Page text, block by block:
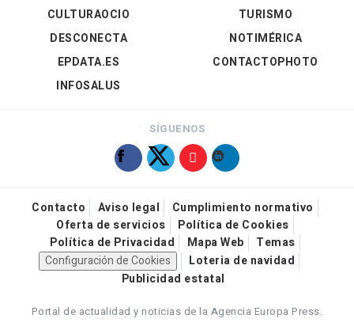
CULTURAOCIO
DESCONECTA
EPDATA.ES
INFOSALUS
TURISMO
NOTIMÉRICA
CONTACTOPHOTO
SÍGUENOS
Contacto Aviso legal
Cumplimiento normativo
Oferta de servicios
Política de Cookies
Política de Privacidad
Mapa Web
Temas
Configuración de Cookies
Loteria de navidad
Publicidad estatal
Portal de actualidad y noticias de la Agencia Europa Press.